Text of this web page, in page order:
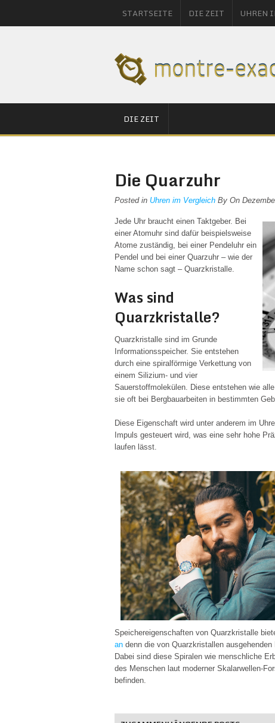
STARTSEITE DIE ZEIT UHREN
DIE ZEIT
Die Quarzuhr
Posted in Uhren im Vergleich By On
Jede Uhr braucht einen Taktgeber. Bei
einer Atomuhr sind dafür beispielsweise
Atome zuständig, bei einer Pendeluhr ein
Pendel und bei einer Quarzuhr – wie der
Name schon sagt – Quarzkristalle.
Was sind
Quarzkristalle?
Quarzkristalle sind im Grunde
Informationsspeicher. Sie entstehen
durch eine spiralförmige Verkettung von
einem Silizium- und vier
Sauerstoffmolekülen. Diese entstehen wie
sie oft bei Bergbauarbeiten in bestimmten
Diese Eigenschaft wird unter anderem im
Impuls gesteuert wird, was eine sehr hohe
laufen lässt.
Speichereigenschaften von Quarzkristalle
an denn die von Quarzkristallen
Dabei sind diese Spiralen wie menschliche
des Menschen laut moderner Skalarwellen-
befinden.